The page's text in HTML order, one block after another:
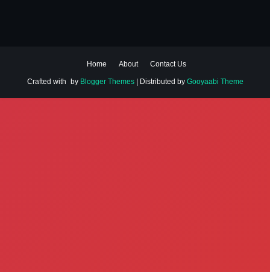
Home About Contact Us
Crafted with by Blogger Themes| Distributed by Gooyaabi Theme